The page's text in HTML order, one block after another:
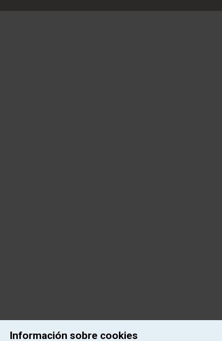
Información sobre cookies